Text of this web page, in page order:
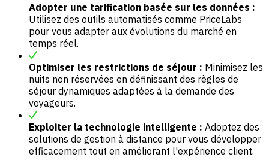
Adopter une tarification basée sur les données :
Utilisez des outils automatisés comme PriceLabs
pour vous adapter aux évolutions du marché en
temps réel.
Optimiser les restrictions de séjour : Minimisez les
nuits non réservées en définissant des règles de
séjour dynamiques adaptées à la demande des
voyageurs.
Exploiter la technologie intelligente : Adoptez des
solutions de gestion à distance pour vous développer
efficacement tout en améliorant l'expérience client.